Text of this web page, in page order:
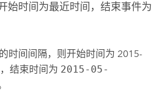
始时间为最近时间，结束事件为
时间间隔，则开始时间为 2015-
结束时间为 2015-05-